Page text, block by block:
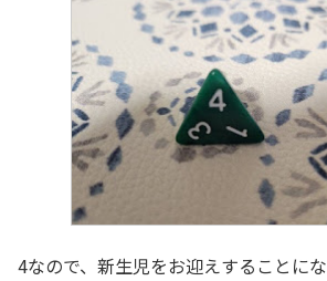
4なので、新生児をお迎えすることにな